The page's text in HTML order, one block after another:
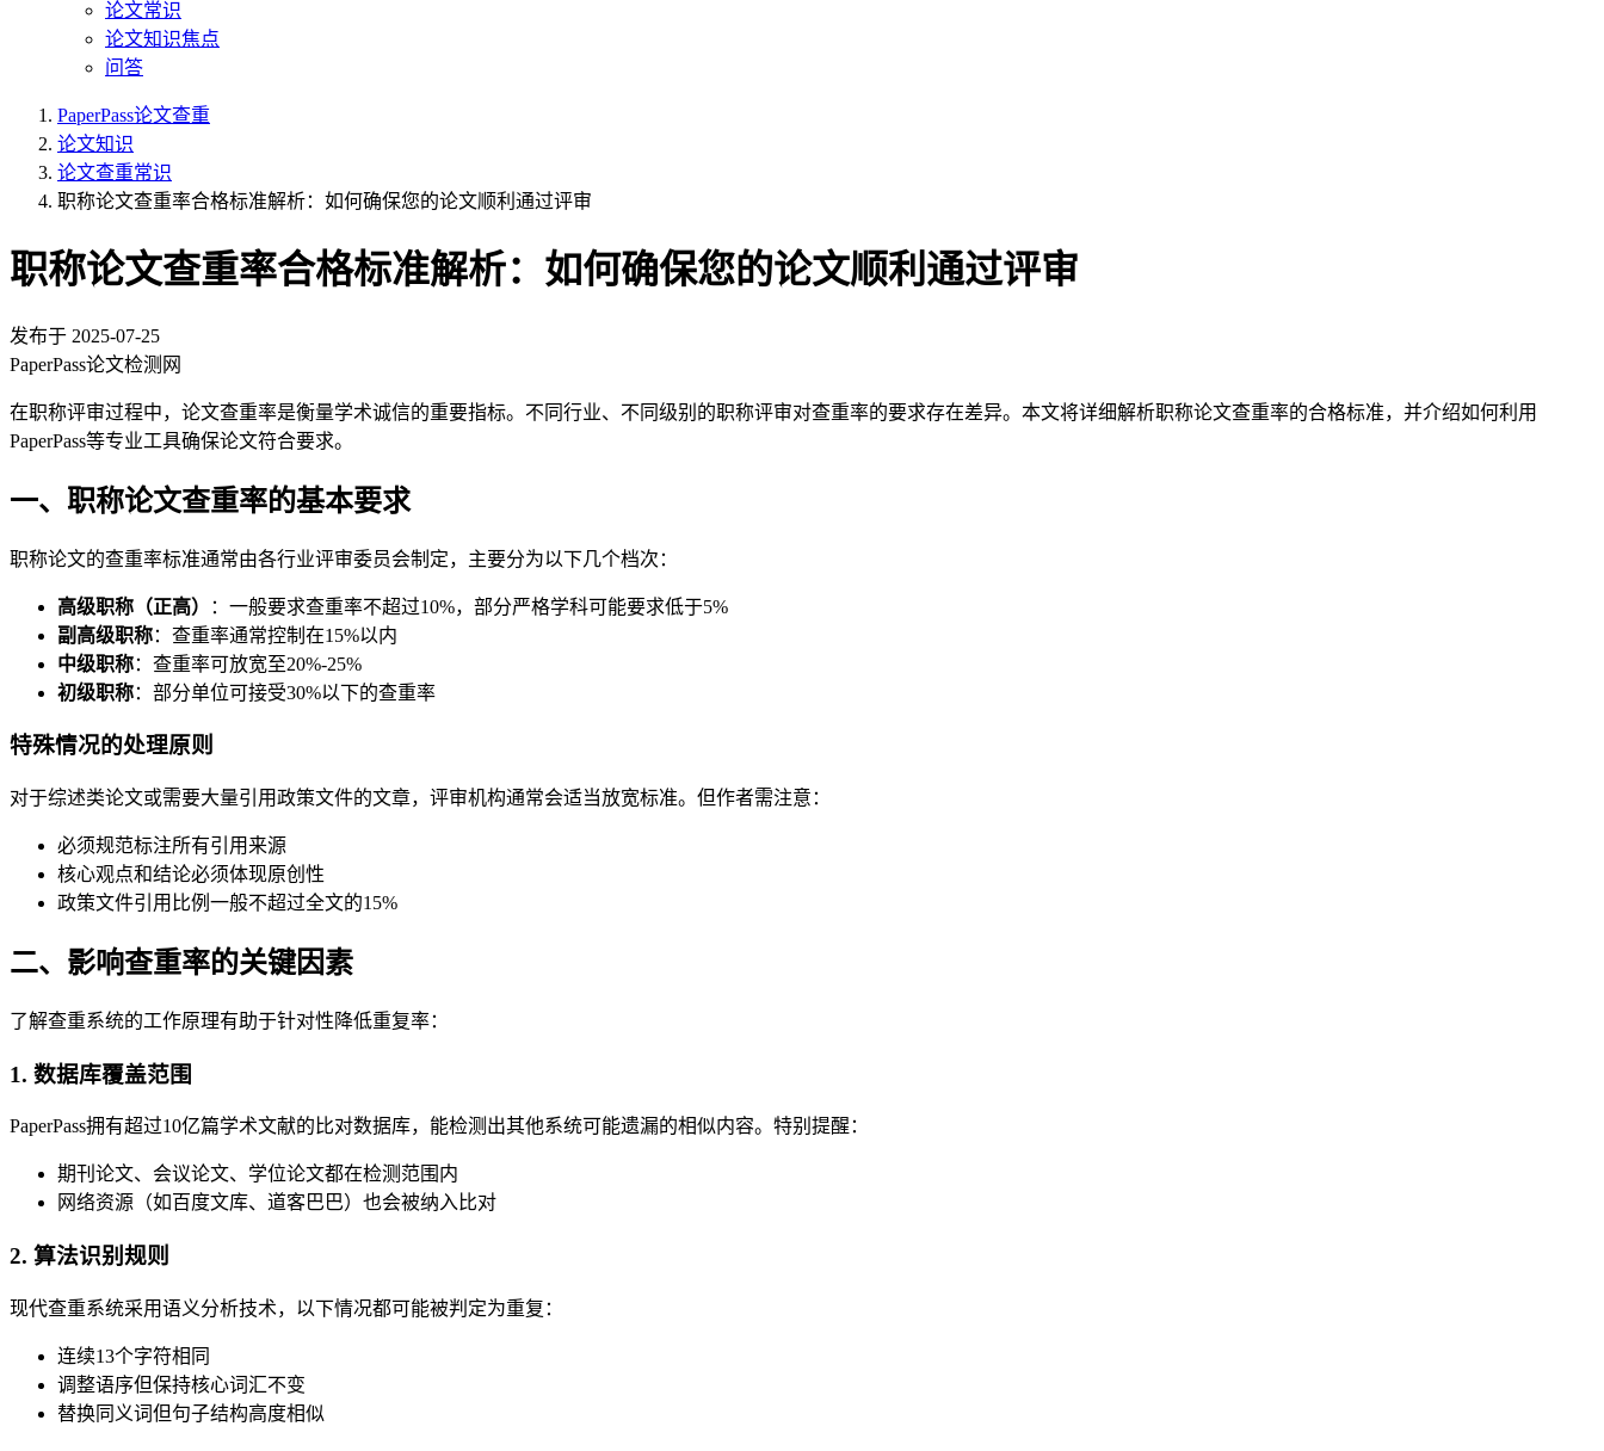
论文常识
论文知识焦点
问答
PaperPass论文查重
论文知识
论文查重常识
职称论文查重率合格标准解析：如何确保您的论文顺利通过评审
职称论文查重率合格标准解析：如何确保您的论文顺利通过评审
发布于 2025-07-25
PaperPass论文检测网
在职称评审过程中，论文查重率是衡量学术诚信的重要指标。不同行业、不同级别的职称评审对查重率的要求存在差异。本文将详细解析职称论文查重率的合格标准，并介绍如何利用
PaperPass等专业工具确保论文符合要求。
一、职称论文查重率的基本要求
职称论文的查重率标准通常由各行业评审委员会制定，主要分为以下几个档次：
高级职称（正高）
：一般要求查重率不超过10%，部分严格学科可能要求低于5%
副高级职称：查重率通常控制在15%以内
中级职称：查重率可放宽至20%-25%
初级职称：部分单位可接受30%以下的查重率
特殊情况的处理原则
对于综述类论文或需要大量引用政策文件的文章，评审机构通常会适当放宽标准。但作者需注意：
必须规范标注所有引用来源
核心观点和结论必须体现原创性
政策文件引用比例一般不超过全文的15%
二、影响查重率的关键因素
了解查重系统的工作原理有助于针对性降低重复率：
1. 数据库覆盖范围
PaperPass拥有超过10亿篇学术文献的比对数据库，能检测出其他系统可能遗漏的相似内容。特别提醒：
期刊论文、会议论文、学位论文都在检测范围内
网络资源（如百度文库、道客巴巴）也会被纳入比对
2. 算法识别规则
现代查重系统采用语义分析技术，以下情况都可能被判定为重复：
连续13个字符相同
调整语序但保持核心词汇不变
替换同义词但句子结构高度相似